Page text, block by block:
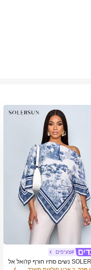
#צעיפים
SOLERSUN נשים סתיו חורף קז'ואל אל
אסימטרי שרוול ארוך חולצה